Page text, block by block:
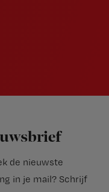
de nieuwste
in je mail? Schrijf